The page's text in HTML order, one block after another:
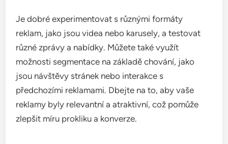
retargeting prostřednictvím pixelu Facebooku,
který sleduje chování uživatelů na vašem webu.
Umožňuje vám vytvářet cílené reklamy pro
uživatele, kteří již projevili zájem o vaše produkty, a
tím zvyšovat pravděpodobnost konverze.
Je dobré experimentovat s různými formáty
reklam, jako jsou videa nebo karusely, a testovat